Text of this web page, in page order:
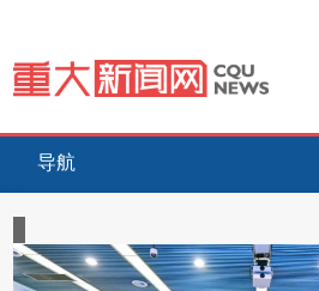
导航